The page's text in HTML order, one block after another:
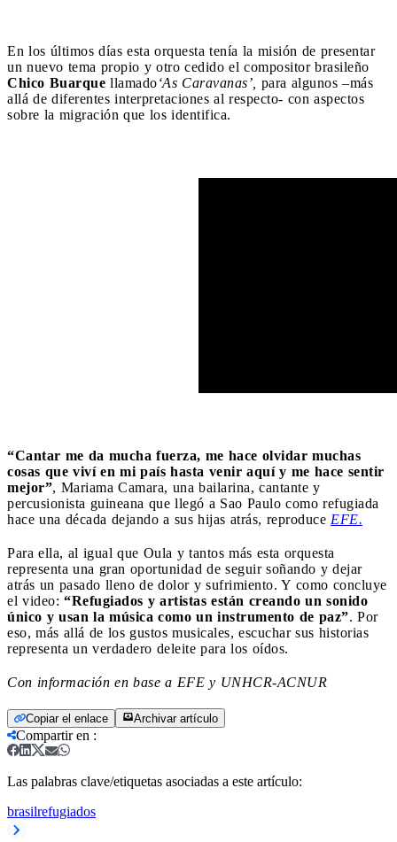
En los últimos días esta orquesta tenía la misión de presentar
un nuevo tema propio y otro cedido el compositor brasileño
Chico Buarque llamado‘As Caravanas’, para algunos –más
allá de diferentes interpretaciones al respecto- con aspectos
sobre la migración que los identifica.
“Cantar me da mucha fuerza, me hace olvidar muchas
cosas que viví en mi país hasta venir aquí y me hace sentir
mejor”, Mariama Camara, una bailarina, cantante y
percusionista guineana que llegó a Sao Paulo como refugiada
hace una década dejando a sus hijas atrás, reproduce EFE.
Para ella, al igual que Oula y tantos más esta orquesta
representa una gran oportunidad de seguir soñando y dejar
atrás un pasado lleno de dolor y sufrimiento. Y como concluye
el video: “Refugiados y artistas están creando un sonido
único y usan la música como un instrumento de paz”. Por
eso, más allá de los gustos musicales, escuchar sus historias
representa un verdadero deleite para los oídos.
Con información en base a EFE y UNHCR-ACNUR
Copiar el enlace Archivar artículo
Compartir en :
Las palabras clave/etiquetas asociadas a este artículo:
brasilrefugiados